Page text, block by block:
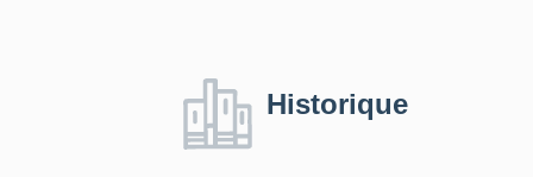
Historique